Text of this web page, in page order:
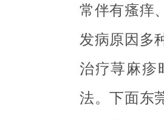
常伴有瘙痒
发病原因多
治疗荨麻疹
法。下面东